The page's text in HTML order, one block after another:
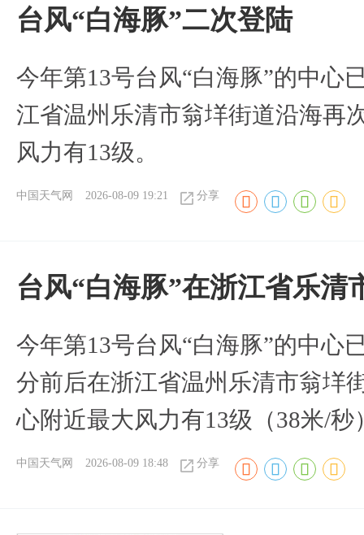
台风“白海豚”二次登陆
今年第13号台风“白海豚”的中心
江省温州乐清市翁垟街道沿海再
风力有13级。
中国天气网 2026-08-09 19:21 分享
台风“白海豚”在浙江省乐清
今年第13号台风“白海豚”的中心
分前后在浙江省温州乐清市翁垟
心附近最大风力有13级（38米/秒
中国天气网 2026-08-09 18:48 分享